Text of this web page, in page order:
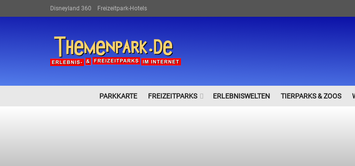
Disneyland 360 Freizeitpark-Hotels
PARKKARTE FREIZEITPARKS ERLEBNISWELTEN TIERPARKS & ZOOS